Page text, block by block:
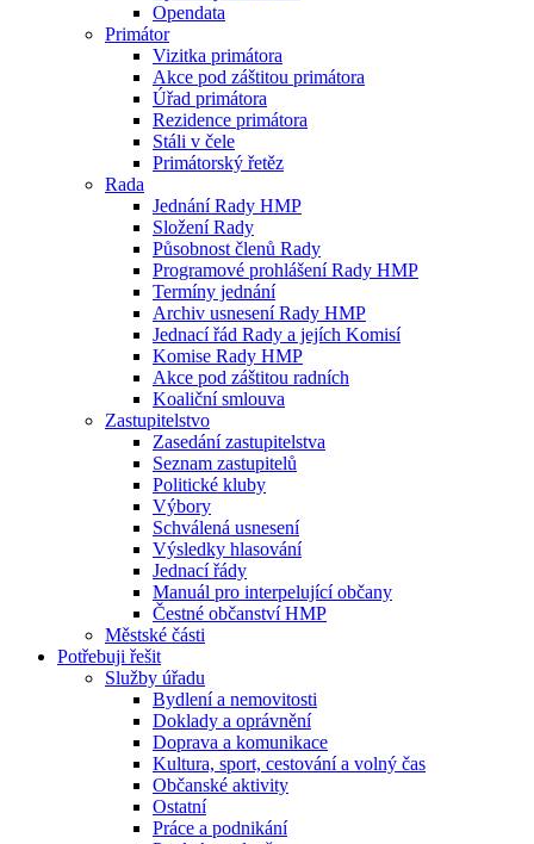
Opendata
Primátor
Vizitka primátora
Akce pod záštitou primátora
Úřad primátora
Rezidence primátora
Stáli v čele
Primátorský řetěz
Rada
Jednání Rady HMP
Složení Rady
Působnost členů Rady
Programové prohlášení Rady HMP
Termíny jednání
Archiv usnesení Rady HMP
Jednací řád Rady a jejích Komisí
Komise Rady HMP
Akce pod záštitou radních
Koaliční smlouva
Zastupitelstvo
Zasedání zastupitelstva
Seznam zastupitelů
Politické kluby
Výbory
Schválená usnesení
Výsledky hlasování
Jednací řády
Manuál pro interpelující občany
Čestné občanství HMP
Městské části
Potřebuji řešit
Služby úřadu
Bydlení a nemovitosti
Doklady a oprávnění
Doprava a komunikace
Kultura, sport, cestování a volný čas
Občanské aktivity
Ostatní
Práce a podnikání